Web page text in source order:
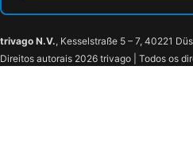
trivago N.V., Kesselstraße 5 – 7, 40221
Direitos autorais 2026 trivago | Todos os